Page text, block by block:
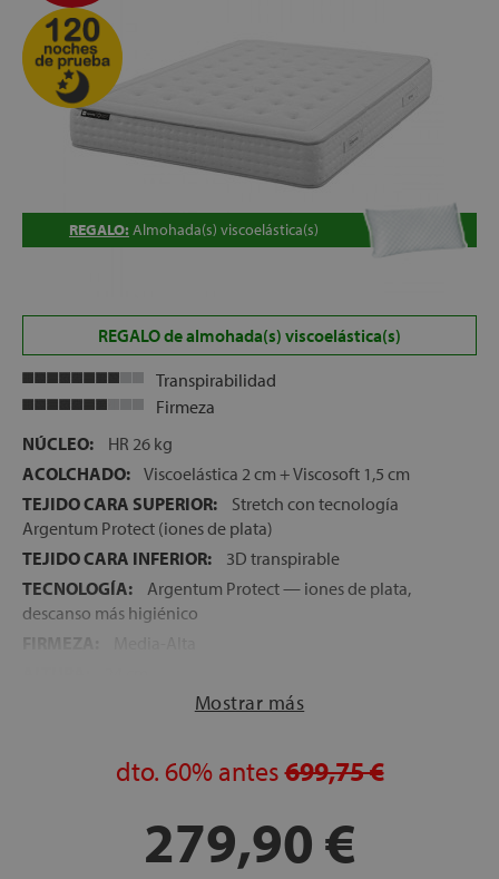
ALTURA: +/- 25 cm.
REGALO: Almohada(s) viscoelástica(s)
REGALO de almohada(s) viscoelástica(s)
Transpirabilidad
Firmeza
NÚCLEO:
HR 26 kg
ACOLCHADO: Viscoelástica 2 cm + Viscosoft 1,5 cm
TEJIDO CARA SUPERIOR:
Stretch con tecnología
Argentum Protect (iones de plata)
TEJIDO CARA INFERIOR:
3D transpirable
TECNOLOGÍA:
Argentum Protect — iones de plata,
descanso más higiénico
120 noches
Mostrar más
dto. 60% antes699,75 €
279,90 €